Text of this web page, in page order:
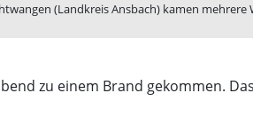
(Landkreis Ansbach) kamen mehrere
zu einem Brand gekommen.